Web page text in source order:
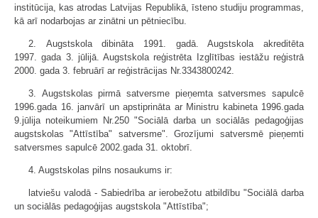
institūcija, kas atrodas Latvijas Republikā, īsteno studiju programmas,
kā arī nodarbojas ar zinātni un pētniecību.
2. Augstskola dibināta 1991. gadā. Augstskola akreditēta
1997. gada 3. jūlijā. Augstskola reģistrēta Izglītības iestāžu reģistrā
2000. gada 3. februārī ar reģistrācijas Nr.3343800242.
3. Augstskolas pirmā satversme pieņemta satversmes sapulcē
1996.gada 16. janvārī un apstiprināta ar Ministru kabineta 1996.gada
9.jūlija noteikumiem Nr.250 "Sociālā darba un sociālās pedagoģijas
augstskolas "Attīstība" satversme". Grozījumi satversmē pieņemti
satversmes sapulcē 2002.gada 31. oktobrī.
4. Augstskolas pilns nosaukums ir:
latviešu valodā - Sabiedrība ar ierobežotu atbildību "Sociālā darba
un sociālās pedagoģijas augstskola "Attīstība";